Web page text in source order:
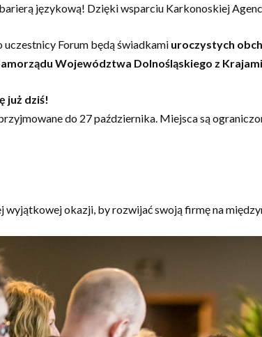
językową! Dzięki wsparciu Karkonoskiej
Forum będą świadkami uroczystych
Województwa Dolnośląskiego z
już dziś!
do 27 października. Miejsca są
wyjątkowej okazji, by rozwijać swoją firmę na